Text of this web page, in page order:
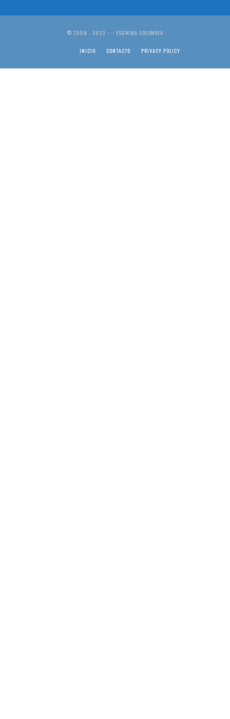
© 2008 - 2023 :: :: ESGRIMA COLOMBIA
INICIO CONTACTO PRIVACY POLICY